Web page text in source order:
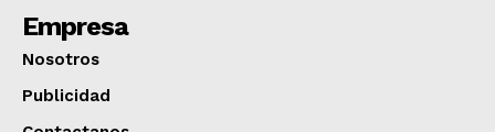
Empresa
Nosotros
Publicidad